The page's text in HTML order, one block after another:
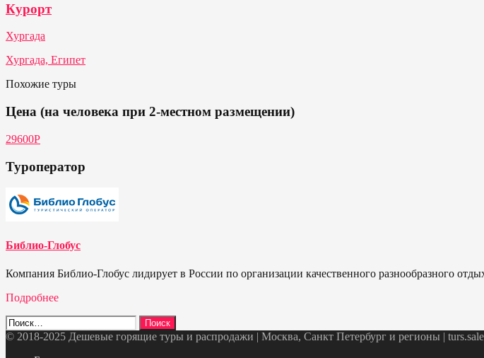
Курорт
Хургада
Хургада, Египет
Похожие туры
Цена (на человека при 2-местном размещении)
29600Р
Туроператор
Библио-Глобус
Компания Библио-Глобус лидирует в России по организации качественного разнообразного
Подробнее
Найти:
© 2018-2025 Дешевые горящие туры и распродажи | Москва, Санкт Петербург и регионы | turs.sale